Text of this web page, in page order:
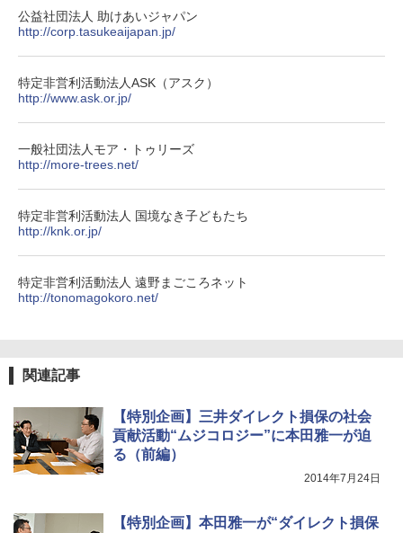
公益社団法人 助けあいジャパン
http://corp.tasukeaijapan.jp/
特定非営利活動法人ASK（アスク）
http://www.ask.or.jp/
一般社団法人モア・トゥリーズ
http://more-trees.net/
特定非営利活動法人 国境なき子どもたち
http://knk.or.jp/
特定非営利活動法人 遠野まごころネット
http://tonomagokoro.net/
関連記事
【特別企画】三井ダイレクト損保の社会
貢献活動“ムジコロジー”に本田雅一が迫
る（前編）
2014年7月24日
【特別企画】本田雅一が“ダイレクト損保